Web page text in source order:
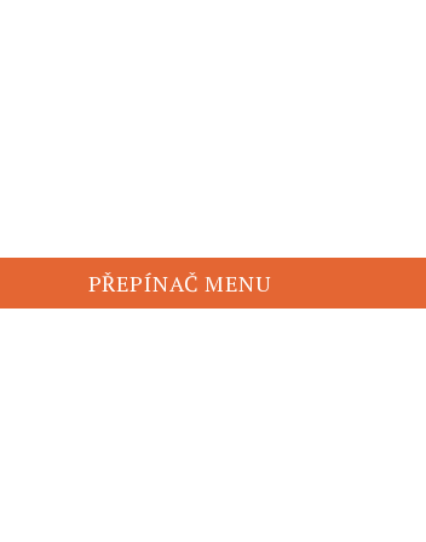
PŘEPÍNAČ MENU
rodin pečujících o